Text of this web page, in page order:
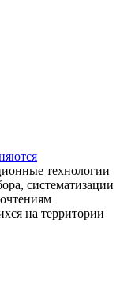
технологии
систематизации
на территории